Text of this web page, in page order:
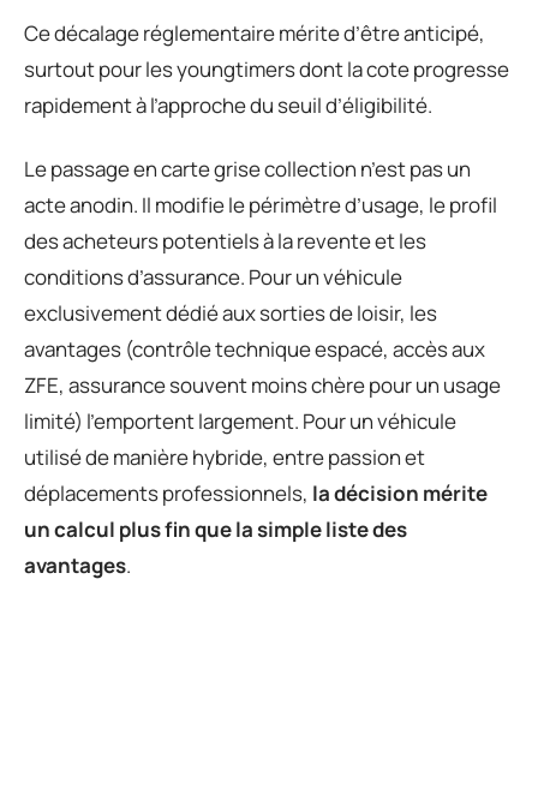
Ce décalage réglementaire mérite d’être anticipé,
surtout pour les youngtimers dont la cote progresse
rapidement à l’approche du seuil d’éligibilité.
Le passage en carte grise collection n’est pas un
acte anodin. Il modifie le périmètre d’usage, le profil
des acheteurs potentiels à la revente et les
conditions d’assurance. Pour un véhicule
exclusivement dédié aux sorties de loisir, les
avantages (contrôle technique espacé, accès aux
ZFE, assurance souvent moins chère pour un usage
limité) l’emportent largement. Pour un véhicule
utilisé de manière hybride, entre passion et
déplacements professionnels, la décision mérite
un calcul plus fin que la simple liste des
avantages.